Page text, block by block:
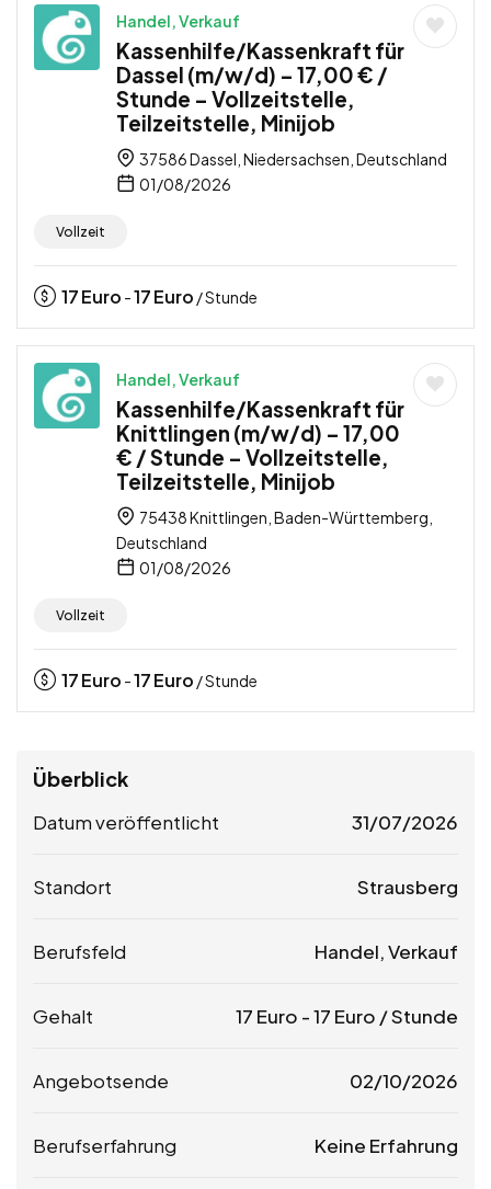
Handel, Verkauf
Kassenhilfe/Kassenkraft für
Dassel (m/w/d) – 17,00 € /
Stunde – Vollzeitstelle,
Teilzeitstelle, Minijob
37586 Dassel, Niedersachsen, Deutschland
01/08/2026
Vollzeit
17Euro -17Euro / Stunde
Handel, Verkauf
Kassenhilfe/Kassenkraft für
Knittlingen (m/w/d) – 17,00
€ / Stunde – Vollzeitstelle,
Teilzeitstelle, Minijob
75438 Knittlingen, Baden-Württemberg,
Deutschland
01/08/2026
Vollzeit
17Euro -17Euro / Stunde
Überblick
Datum veröffentlicht 31/07/2026
Standort Strausberg
Berufsfeld Handel, Verkauf
Gehalt 17 Euro -17 Euro / Stunde
Angebotsende 02/10/2026
Berufserfahrung Keine Erfahrung